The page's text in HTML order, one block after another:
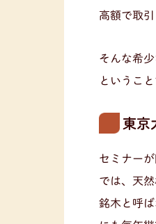
高額で取
そんな希
というこ
東京
セミナー
では、天
銘木と呼